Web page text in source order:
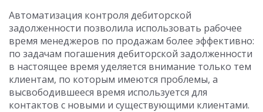
Автоматизация контроля дебиторской
задолженности позволила использовать рабочее
время менеджеров по продажам более эффективно:
по задачам погашения дебиторской задолженности
в настоящее время уделяется внимание только тем
клиентам, по которым имеются проблемы, а
высвободившееся время используется для
контактов с новыми и существующими клиентами.